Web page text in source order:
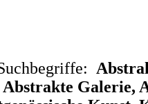
Abstrakte Galerie,